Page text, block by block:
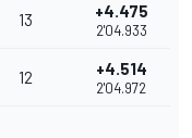
13 +4.475
2'04.933
12 +4.514
2'04.972